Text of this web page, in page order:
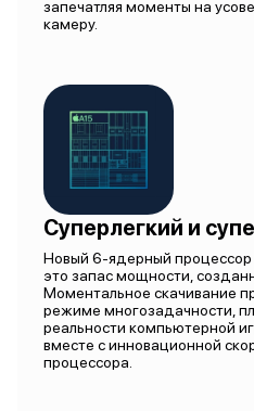
запечатляя моменты на
камеру.
Суперлегкий и
Новый 6-ядерный процессор
это запас мощности,
Моментальное скачивание
режиме многозадачности,
реальности компьютерной
вместе с инновационной
процессора.